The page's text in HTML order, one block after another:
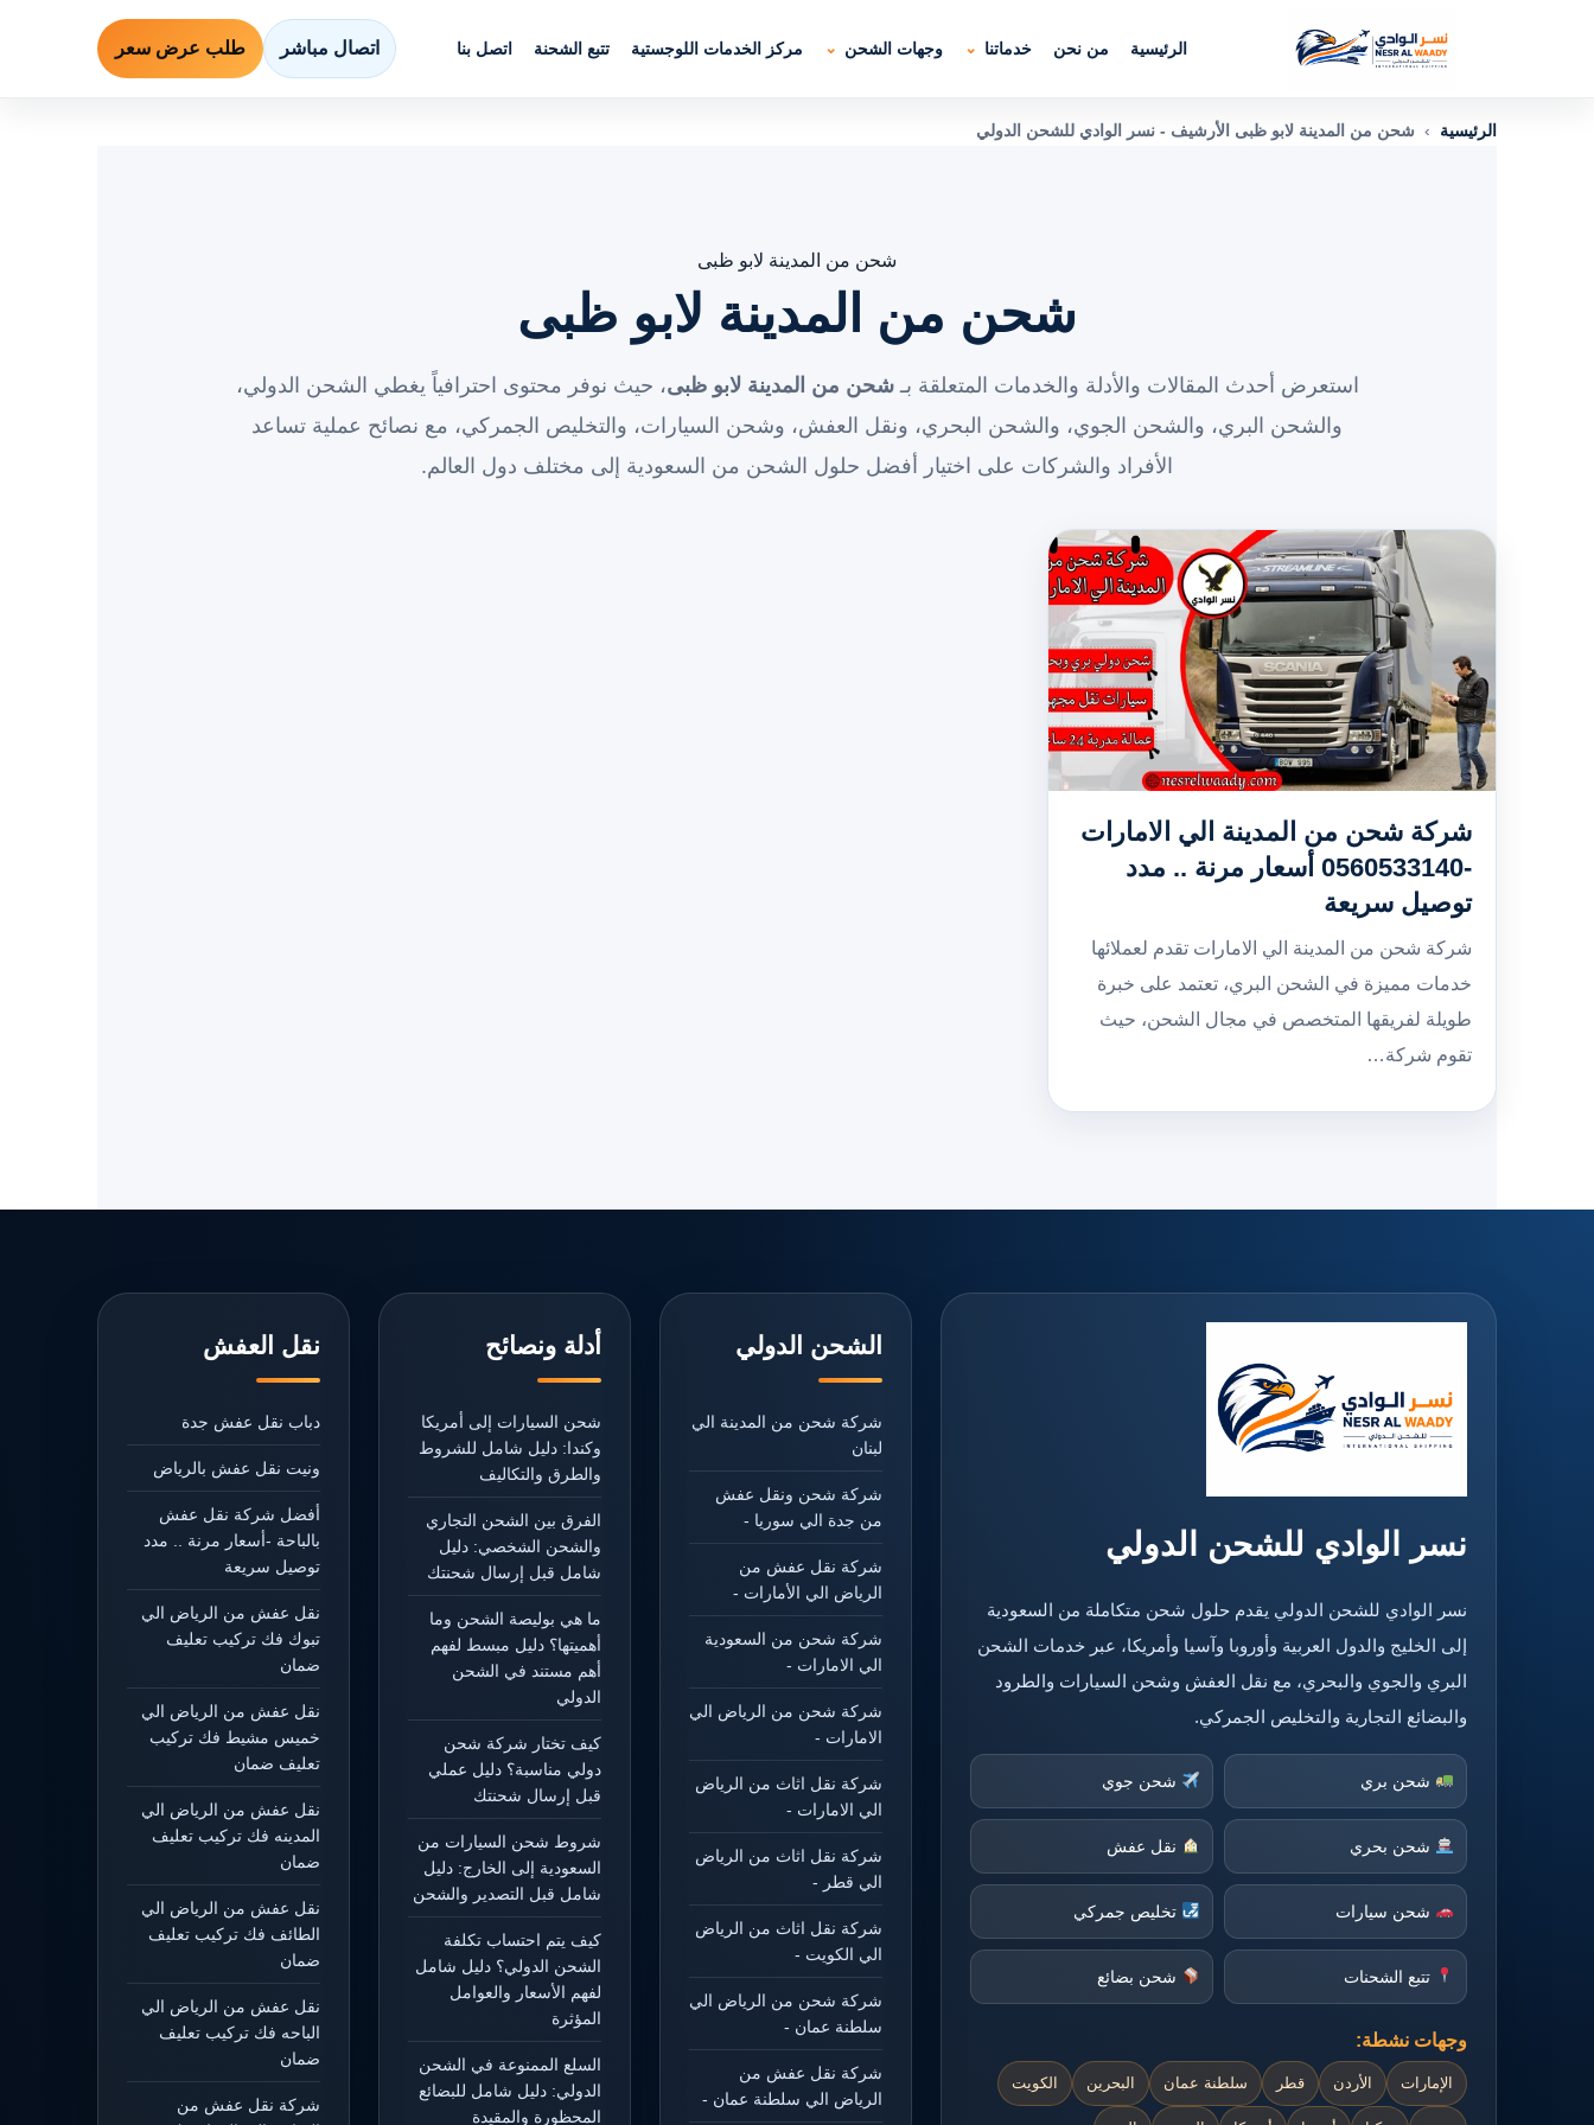
الرئيسية من نحن خدماتنا وجهات الشحن مركز الخدمات اللوجستية تتبع الشحنة اتصل بنا اتصال مباشر طلب عرض سعر
الرئيسية › شحن من المدينة لابو ظبى الأرشيف - نسر الوادي للشحن الدولي
شحن من المدينة لابو ظبى
شحن من المدينة لابو ظبى
استعرض أحدث المقالات والأدلة والخدمات المتعلقة بـشحن من المدينة لابو ظبى، حيث نوفر محتوى احترافياً يغطي الشحن الدولي،
والشحن البري، والشحن الجوي، والشحن البحري، ونقل العفش، وشحن السيارات، والتخليص الجمركي، مع نصائح عملية تساعد
الأفراد والشركات على اختيار أفضل حلول الشحن من السعودية إلى مختلف دول العالم.
شركة شحن من المدينة الي الامارات
-0560533140 أسعار مرنة .. مدد
توصيل سريعة
شركة شحن من المدينة الي الامارات تقدم لعملائها
خدمات مميزة في الشحن البري، تعتمد على خبرة
طويلة لفريقها المتخصص في مجال الشحن، حيث
تقوم شركة…
نسر الوادي للشحن الدولي
نسر الوادي للشحن الدولي يقدم حلول شحن متكاملة من السعودية
إلى الخليج والدول العربية وأوروبا وآسيا وأمريكا، عبر خدمات الشحن
البري والجوي والبحري، مع نقل العفش وشحن السيارات والطرود
والبضائع التجارية والتخليص الجمركي.
شحن بري شحن جوي
شحن بحري نقل عفش
شحن سيارات تخليص جمركي
تتبع الشحنات شحن بضائع
وجهات نشطة:
الإمارات الأردن قطر سلطنة عمان البحرين الكويت
الشحن الدولي
شركة شحن من المدينة الي
لبنان
شركة شحن ونقل عفش
من جدة الي سوريا -
شركة نقل عفش من
الرياض الي الأمارات -
شركة شحن من السعودية
الي الامارات -
شركة شحن من الرياض الي
الامارات -
شركة نقل اثاث من الرياض
الي الامارات -
شركة نقل اثاث من الرياض
الي قطر -
شركة نقل اثاث من الرياض
الي الكويت -
شركة شحن من الرياض الي
سلطنة عمان -
شركة نقل عفش من
الرياض الي سلطنة عمان -
أدلة ونصائح
شحن السيارات إلى أمريكا
وكندا: دليل شامل للشروط
والطرق والتكاليف
الفرق بين الشحن التجاري
والشحن الشخصي: دليل
شامل قبل إرسال شحنتك
ما هي بوليصة الشحن وما
أهميتها؟ دليل مبسط لفهم
أهم مستند في الشحن
الدولي
كيف تختار شركة شحن
دولي مناسبة؟ دليل عملي
قبل إرسال شحنتك
شروط شحن السيارات من
السعودية إلى الخارج: دليل
شامل قبل التصدير والشحن
كيف يتم احتساب تكلفة
الشحن الدولي؟ دليل شامل
لفهم الأسعار والعوامل
المؤثرة
السلع الممنوعة في الشحن
الدولي: دليل شامل للبضائع
المحظورة والمقيدة
نقل العفش
دباب نقل عفش جدة
ونيت نقل عفش بالرياض
أفضل شركة نقل عفش
بالباحة -أسعار مرنة .. مدد
توصيل سريعة
نقل عفش من الرياض الي
تبوك فك تركيب تعليف
ضمان
نقل عفش من الرياض الي
خميس مشيط فك تركيب
تعليف ضمان
نقل عفش من الرياض الي
المدينه فك تركيب تعليف
ضمان
نقل عفش من الرياض الي
الطائف فك تركيب تعليف
ضمان
نقل عفش من الرياض الي
الباحه فك تركيب تعليف
ضمان
شركة نقل عفش من